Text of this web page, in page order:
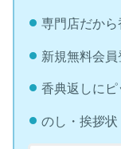
専門店だから
新規無料会員
香典返しにピ
のし・挨拶状